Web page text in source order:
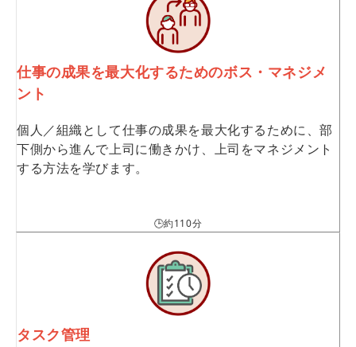
仕事の成果を最大化するためのボス・マネジメ
ント
個人／組織として仕事の成果を最大化するために、部
下側から進んで上司に働きかけ、上司をマネジメント
する方法を学びます。
🕒約110分
タスク管理